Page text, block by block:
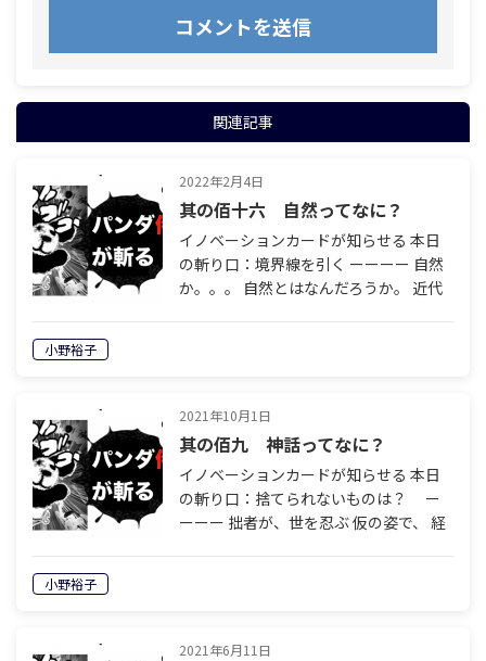
関連記事
2022年2月4日
其の佰十六 自然ってなに？
イノベーションカードが知らせる 本日
の斬り口：境界線を引く ーーーー 自然
か。。。 自然とはなんだろうか。 近代
小野裕子
2021年10月1日
其の佰九 神話ってなに？
イノベーションカードが知らせる 本日
の斬り口：捨てられないものは？ ー
ーーー 拙者が、世を忍ぶ 仮の姿で、 経
小野裕子
2021年6月11日